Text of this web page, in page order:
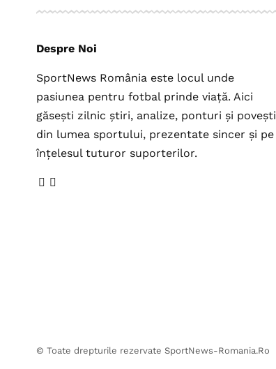
Despre Noi
SportNews România este locul unde
pasiunea pentru fotbal prinde viață. Aici
găsești zilnic știri, analize, ponturi și povești
din lumea sportului, prezentate sincer și pe
înțelesul tuturor suporterilor.
© Toate drepturile rezervate SportNews-Romania.Ro